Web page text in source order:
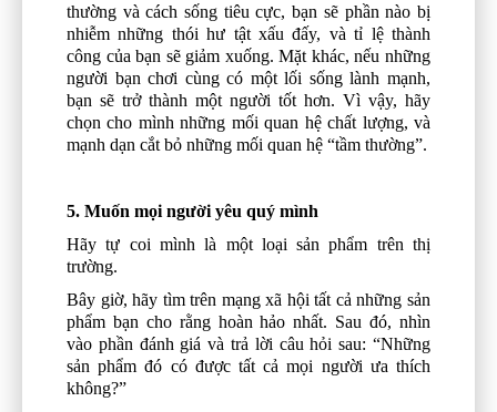
thường và cách sống tiêu cực, bạn sẽ phần nào bị
nhiễm những thói hư tật xấu đấy, và tỉ lệ thành
công của bạn sẽ giảm xuống. Mặt khác, nếu những
người bạn chơi cùng có một lối sống lành mạnh,
bạn sẽ trở thành một người tốt hơn. Vì vậy, hãy
chọn cho mình những mối quan hệ chất lượng, và
mạnh dạn cắt bỏ những mối quan hệ “tầm thường”.
5. Muốn mọi người yêu quý mình
Hãy tự coi mình là một loại sản phẩm trên thị
trường.
Bây giờ, hãy tìm trên mạng xã hội tất cả những sản
phẩm bạn cho rằng hoàn hảo nhất. Sau đó, nhìn
vào phần đánh giá và trả lời câu hỏi sau: “Những
sản phẩm đó có được tất cả mọi người ưa thích
không?”